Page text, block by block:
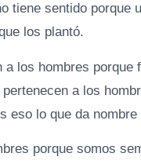
tiene sentido porque
los plantó.
a los hombres
a los
eso lo que da
porque somos